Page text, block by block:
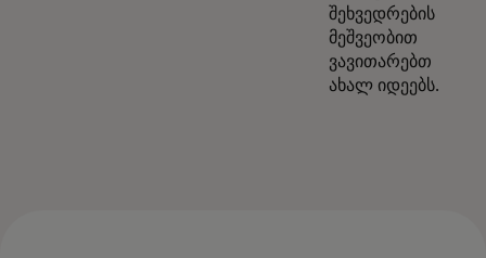
შეხვედრების
მეშვეობით
ვავითარებთ
ახალ იდეებს.